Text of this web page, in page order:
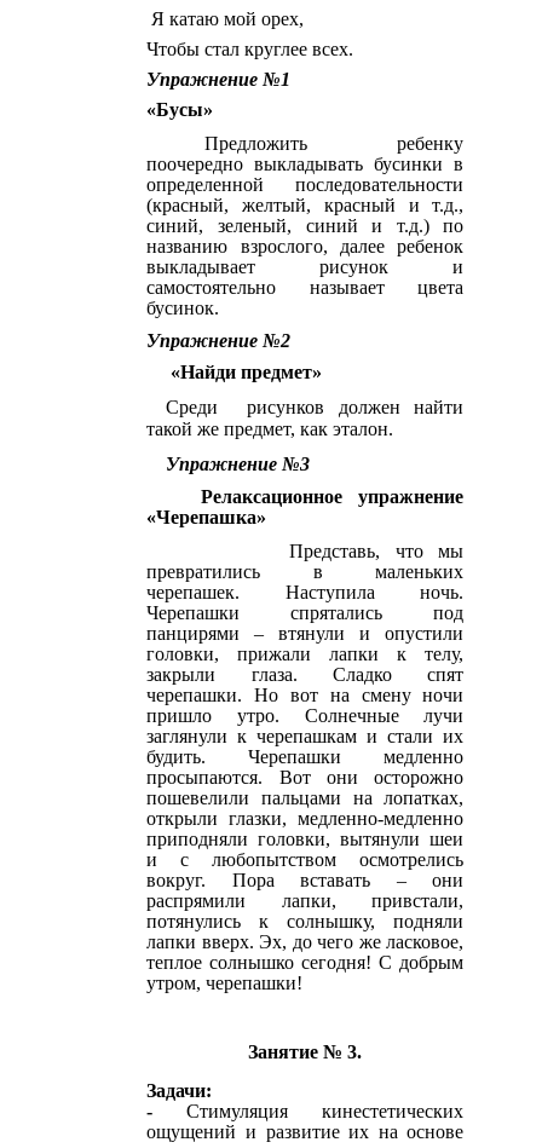
Я катаю мой орех,
Чтобы стал круглее всех.
Упражнение №1
«Бусы»
Предложить ребенку
поочередно выкладывать бусинки в
определенной последовательности
(красный, желтый, красный и т.д.,
синий, зеленый, синий и т.д.) по
названию взрослого, далее ребенок
выкладывает рисунок и
самостоятельно называет цвета
бусинок.
Упражнение №2
«Найди предмет»
Среди рисунков должен найти
такой же предмет, как эталон.
Упражнение №3
Релаксационное упражнение
«Черепашка»
Представь, что мы
превратились в маленьких
черепашек. Наступила ночь.
Черепашки спрятались под
панцирями – втянули и опустили
головки, прижали лапки к телу,
закрыли глаза. Сладко спят
черепашки. Но вот на смену ночи
пришло утро. Солнечные лучи
заглянули к черепашкам и стали их
будить. Черепашки медленно
просыпаются. Вот они осторожно
пошевелили пальцами на лопатках,
открыли глазки, медленно-медленно
приподняли головки, вытянули шеи
и с любопытством осмотрелись
вокруг. Пора вставать – они
распрямили лапки, привстали,
потянулись к солнышку, подняли
лапки вверх. Эх, до чего же ласковое,
теплое солнышко сегодня! С добрым
утром, черепашки!
Занятие № 3.
Задачи:
- Стимуляция кинестетических
ощущений и развитие их на основе